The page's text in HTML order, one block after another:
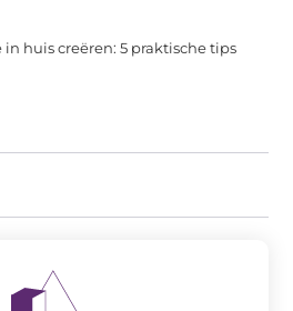
in huis creëren: 5 praktische tips